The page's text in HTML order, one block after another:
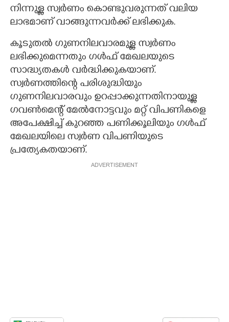
നിന്നുള്ള സ്വര്‍ണം കൊണ്ടുവരുന്നത് വലിയ
ലാഭമാണ് വാങ്ങുന്നവര്‍ക്ക് ലഭിക്കുക.
കൂടുതല്‍ ഗുണനിലവാരമുള്ള സ്വര്‍ണം
ലഭിക്കുമെന്നതും ഗള്‍ഫ് മേഖലയുടെ
സാദ്ധ്യതകള്‍ വര്‍ദ്ധിക്കുകയാണ്.
സ്വര്‍ണത്തിന്റെ പരിശുദ്ധിയും
ഗുണനിലവാരവും ഉറപ്പാക്കുന്നതിനായുള്ള
ഗവണ്‍മെന്റ് മേല്‍നോട്ടവും മറ്റ് വിപണികളെ
അപേക്ഷിച്ച് കുറഞ്ഞ പണിക്കൂലിയും ഗള്‍ഫ്
മേഖലയിലെ സ്വര്‍ണ വിപണിയുടെ
പ്രത്യേകതയാണ്.
ADVERTISEMENT